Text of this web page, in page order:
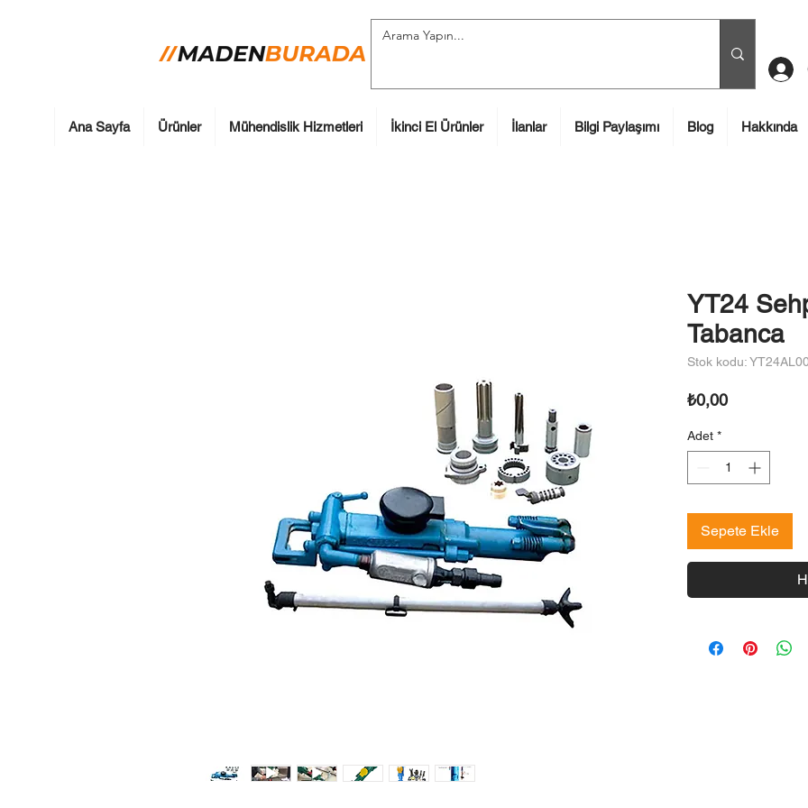
Ana Sayfa Ürünler Mühendislik Hizmetleri İkinci El Ürünler İlanlar Bilgi Paylaşımı Blog Hakkında
YT24
Tabanca
Stok kodu:
₺0,00Fiyat
Adet *
Sepete Ekle